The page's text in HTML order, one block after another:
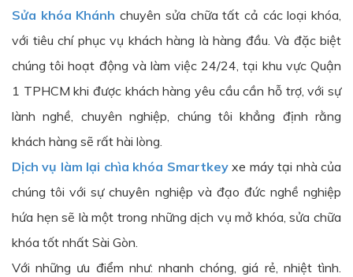
Sửa khóa Khánh chuyên sửa chữa tất cả các loại khóa,
với tiêu chí phục vụ khách hàng là hàng đầu. Và đặc biệt
chúng tôi hoạt động và làm việc 24/24, tại khu vực Quận
1 TPHCM khi được khách hàng yêu cầu cần hỗ trợ, với sự
lành nghề, chuyên nghiệp, chúng tôi khẳng định rằng
khách hàng sẽ rất hài lòng.
Dịch vụ làm lại chìa khóa Smartkeyxe máy tại nhà của
chúng tôi với sự chuyên nghiệp và đạo đức nghề nghiệp
hứa hẹn sẽ là một trong những dịch vụ mở khóa, sửa chữa
khóa tốt nhất Sài Gòn.
Với những ưu điểm như: nhanh chóng, giá rẻ, nhiệt tình.